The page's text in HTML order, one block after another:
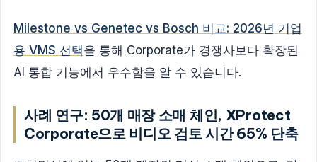
Milestone vs Genetec vs Bosch 비교: 2026년 기업
용 VMS 선택을 통해 Corporate가 경쟁사보다 확장된
AI 통합 기능에서 우수함을 알 수 있습니다.
사례 연구: 50개 매장 소매 체인, XProtect
Corporate으로 비디오 검토 시간 65% 단축